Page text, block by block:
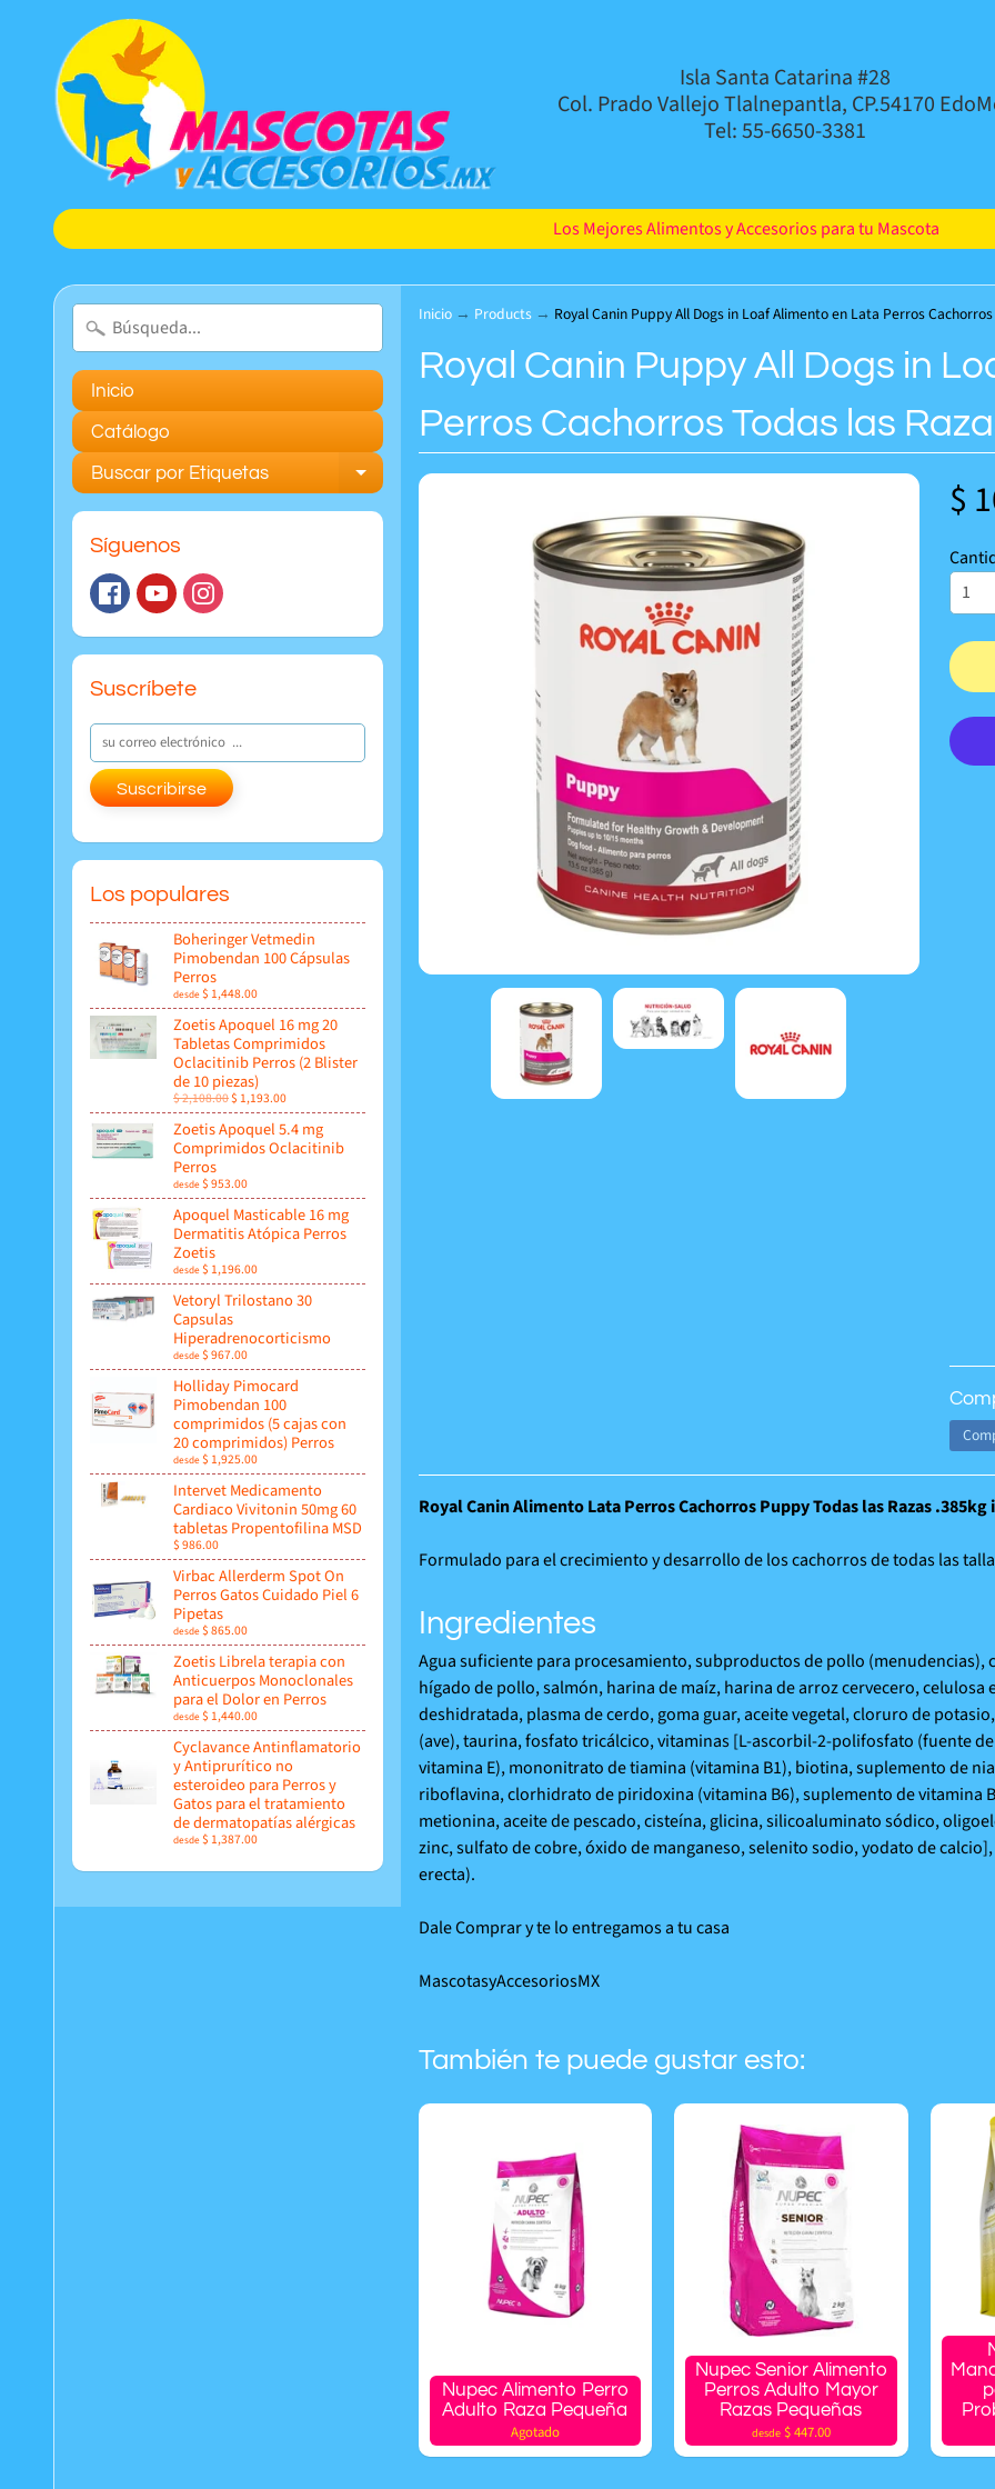
Isla Santa Catarina #28
Col. Prado Vallejo Tlalnepantla, CP.54170
Tel: 55-6650-3381
Los Mejores Alimentos y Accesorios para tu Mascota
Inicio
Catálogo
Buscar por Etiquetas Expand child menu
Síguenos
Suscríbete
Suscribirse
Los populares
Boheringer Vetmedin
Pimobendan 100 Cápsulas
Perros
desde$ 1,448.00
Zoetis Apoquel 16 mg 20
Tabletas Comprimidos
Oclacitinib Perros (2 Blister
de 10 piezas)
$ 2,108.00$ 1,193.00
Zoetis Apoquel 5.4 mg
Comprimidos Oclacitinib
Perros
desde$ 953.00
Apoquel Masticable 16 mg
Dermatitis Atópica Perros
Zoetis
desde$ 1,196.00
Vetoryl Trilostano 30
Capsulas
Hiperadrenocorticismo
desde$ 967.00
Holliday Pimocard
Pimobendan 100
comprimidos (5 cajas con
20 comprimidos) Perros
desde$ 1,925.00
Intervet Medicamento
Cardiaco Vivitonin 50mg 60
tabletas Propentofilina MSD
$ 986.00
Virbac Allerderm Spot On
Perros Gatos Cuidado Piel 6
Pipetas
desde$ 865.00
Zoetis Librela terapia con
Anticuerpos Monoclonales
para el Dolor en Perros
desde$ 1,440.00
Cyclavance Antinflamatorio
y Antiprurítico no
esteroideo para Perros y
Gatos para el tratamiento
de dermatopatías alérgicas
desde$ 1,387.00
Inicio → Products → Royal Canin Puppy All Dogs in Loaf Alimento en Lata Perros
Royal Canin Puppy All Dogs in
Perros Cachorros Todas las
$
Royal Canin Alimento Lata Perros Cachorros Puppy Todas las Razas .385kg
Formulado para el crecimiento y desarrollo de los cachorros de todas las
Ingredientes
Agua suficiente para procesamiento, subproductos de pollo
hígado de pollo, salmón, harina de maíz, harina de arroz cervecero,
deshidratada, plasma de cerdo, goma guar, aceite vegetal, cloruro de
(ave), taurina, fosfato tricálcico, vitaminas [L-ascorbil-2-polifosfato (fuente
vitamina E), mononitrato de tiamina (vitamina B1), biotina, suplemento de
riboflavina, clorhidrato de piridoxina (vitamina B6), suplemento de vitamina
metionina, aceite de pescado, cisteína, glicina, silicoaluminato sódico,
zinc, sulfato de cobre, óxido de manganeso, selenito sodio, yodato de
erecta).
Dale Comprar y te lo entregamos a tu casa
MascotasyAccesoriosMX
También te puede gustar esto:
Nupec Alimento Perro
Adulto Raza Pequeña
Agotado
Nupec Senior Alimento
Perros Adulto Mayor
Razas Pequeñas
desde$ 447.00